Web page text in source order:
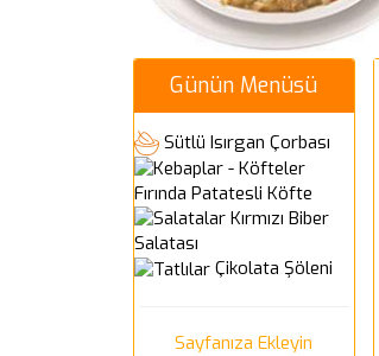
Günün Menüsü
Sütlü Isırgan Çorbası
Fırında Patatesli Köfte
Kırmızı Biber
Salatası
Çikolata Şöleni
Sayfanıza Ekleyin